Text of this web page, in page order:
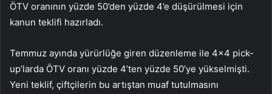
ÖTV oranının yüzde 50’den yüzde 4’e düşürülmesi için
kanun teklifi hazırladı.
Temmuz ayında yürürlüğe giren düzenleme ile 4×4 pick-
up’larda ÖTV oranı yüzde 4’ten yüzde 50’ye yükselmişti.
Yeni teklif, çiftçilerin bu artıştan muaf tutulmasını